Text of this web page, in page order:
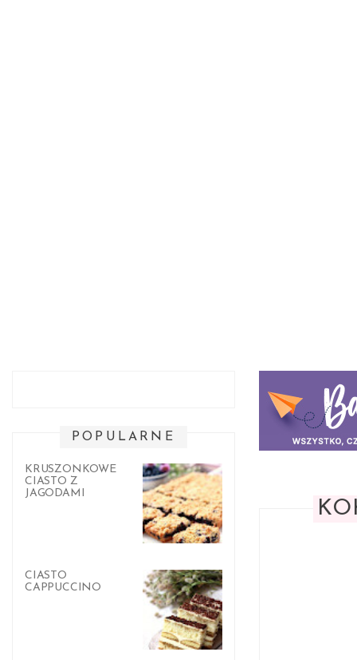
POPULARNE
KRUSZONKOWE
CIASTO Z
JAGODAMI
CIASTO
CAPPUCCINO